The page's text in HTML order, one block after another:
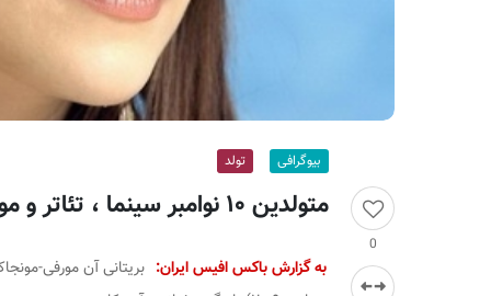
0
بیوگرافی تولد
متولدین ۱۰ نوامبر سینما ، تئاتر و موسیقی؛ بریتانی مورفی
به گزارش باکس افیس ایران: بریتانی آن مورفی-